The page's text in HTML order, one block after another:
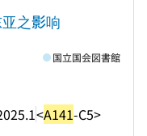
之影响
<A141-C5>
国立国会図書館